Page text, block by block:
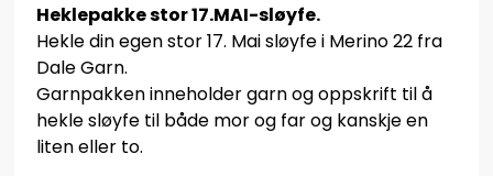
Heklepakke stor 17.MAI-sløyfe.
Hekle din egen stor 17. Mai sløyfe i Merino 22 fra
Dale Garn.
Garnpakken inneholder garn og oppskrift til å
hekle sløyfe til både mor og far og kanskje en
liten eller to.